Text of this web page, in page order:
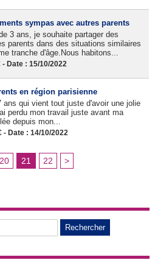
sympas avec autres parents
3 ans, je souhaite partager des
parents dans des situations similaires
tranche d'âge.Nous habitons...
- Date : 15/10/2022
en région parisienne
qui vient tout juste d'avoir une jolie
perdu mon travail juste avant ma
depuis mon...
- Date : 14/10/2022
20 21 22 >